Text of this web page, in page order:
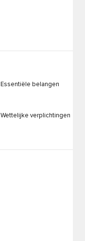
Essentiële belangen
Wettelijke verplichtingen